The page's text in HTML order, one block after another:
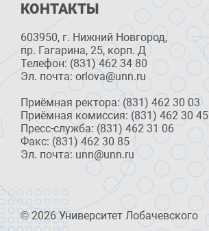
КОНТАКТЫ
603950, г. Нижний Новгород,
пр. Гагарина, 25, корп. Д
Телефон: (831) 462 34 80
Эл. почта: orlova@unn.ru
Приёмная ректора: (831) 462 30 03
Приёмная комиссия: (831) 462 30 45
Пресс-служба: (831) 462 31 06
Факс: (831) 462 30 85
Эл. почта: unn@unn.ru
© 2026 Университет Лобачевского